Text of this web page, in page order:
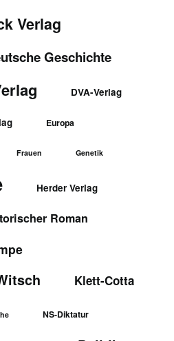
Verlag
Geschichte
DVA-Verlag
Europa
Frauen Genetik
Herder Verlag
Roman
Klett-Cotta
NS-Diktatur